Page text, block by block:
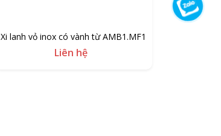
Xi lanh vỏ inox có vành từ AMB1.MF1
Liên hệ